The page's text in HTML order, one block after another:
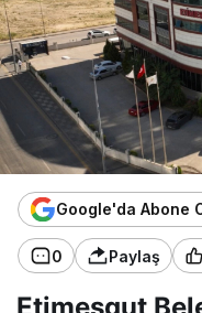
Google'da Abone
0 Paylaş